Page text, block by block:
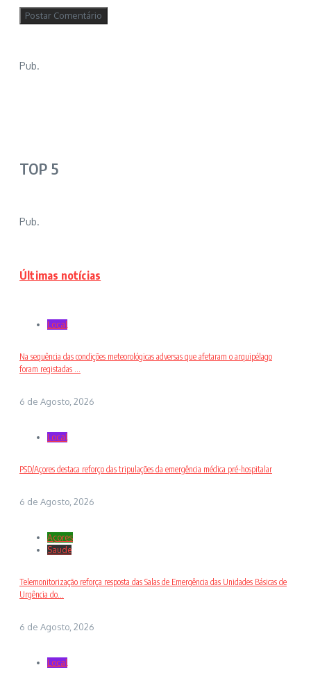
Pub.
TOP 5
Pub.
Últimas notícias
Local
Na sequência das condições meteorológicas adversas que afetaram o arquipélago
foram registadas ...
6 de Agosto, 2026
Local
PSD/Açores destaca reforço das tripulações da emergência médica pré-hospitalar
6 de Agosto, 2026
Açores
Saude
Telemonitorização reforça resposta das Salas de Emergência das Unidades Básicas de
Urgência do...
6 de Agosto, 2026
Local